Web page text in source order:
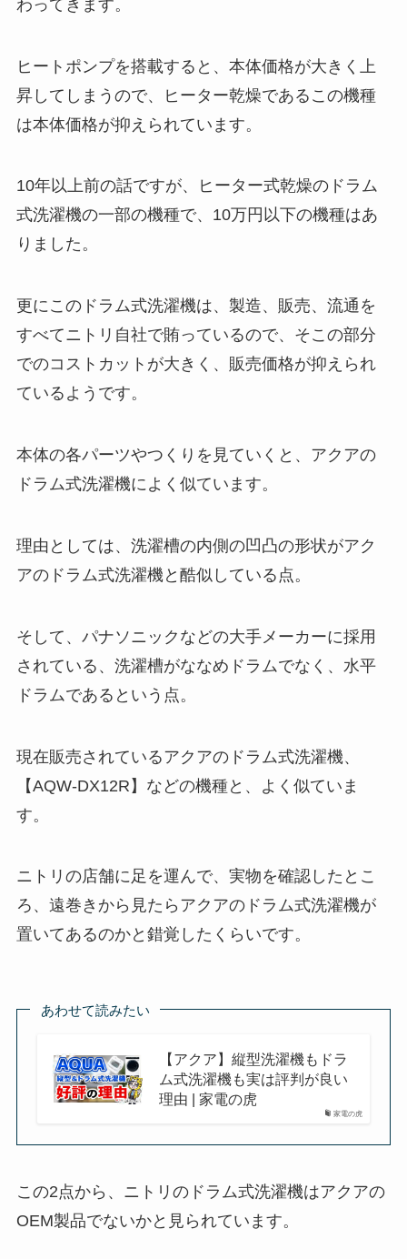
わってきます。
ヒートポンプを搭載すると、本体価格が大きく上
昇してしまうので、ヒーター乾燥であるこの機種
は本体価格が抑えられています。
10年以上前の話ですが、ヒーター式乾燥のドラム
式洗濯機の一部の機種で、10万円以下の機種はあ
りました。
更にこのドラム式洗濯機は、製造、販売、流通を
すべてニトリ自社で賄っているので、そこの部分
でのコストカットが大きく、販売価格が抑えられ
ているようです。
本体の各パーツやつくりを見ていくと、アクアの
ドラム式洗濯機によく似ています。
理由としては、洗濯槽の内側の凹凸の形状がアク
アのドラム式洗濯機と酷似している点。
そして、パナソニックなどの大手メーカーに採用
されている、洗濯槽がななめドラムでなく、水平
ドラムであるという点。
現在販売されているアクアのドラム式洗濯機、
【AQW-DX12R】などの機種と、よく似ていま
す。
ニトリの店舗に足を運んで、実物を確認したとこ
ろ、遠巻きから見たらアクアのドラム式洗濯機が
置いてあるのかと錯覚したくらいです。
あわせて読みたい
家電の虎
【アクア】縦型洗濯機もドラ
ム式洗濯機も実は評判が良い
理由 | 家電の虎
この2点から、ニトリのドラム式洗濯機はアクアの
OEM製品でないかと見られています。